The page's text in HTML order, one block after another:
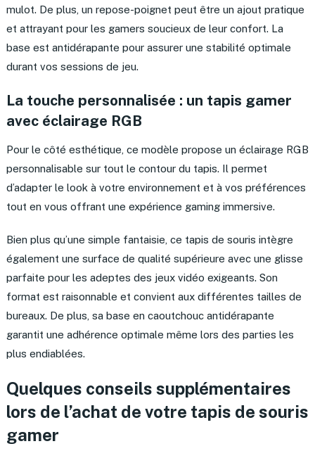
mulot. De plus, un repose-poignet peut être un ajout pratique
et attrayant pour les gamers soucieux de leur confort. La
base est antidérapante pour assurer une stabilité optimale
durant vos sessions de jeu.
La touche personnalisée : un tapis gamer
avec éclairage RGB
Pour le côté esthétique, ce modèle propose un éclairage RGB
personnalisable sur tout le contour du tapis. Il permet
d’adapter le look à votre environnement et à vos préférences
tout en vous offrant une expérience gaming immersive.
Bien plus qu’une simple fantaisie, ce tapis de souris intègre
également une surface de qualité supérieure avec une glisse
parfaite pour les adeptes des jeux vidéo exigeants. Son
format est raisonnable et convient aux différentes tailles de
bureaux. De plus, sa base en caoutchouc antidérapante
garantit une adhérence optimale même lors des parties les
plus endiablées.
Quelques conseils supplémentaires
lors de l’achat de votre tapis de souris
gamer